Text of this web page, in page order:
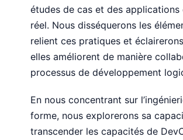
études de cas et des applications
réel. Nous disséquerons les
relient ces pratiques et
elles améliorent de manière
processus de développement
En nous concentrant sur
forme, nous explorerons sa
transcender les capacités de